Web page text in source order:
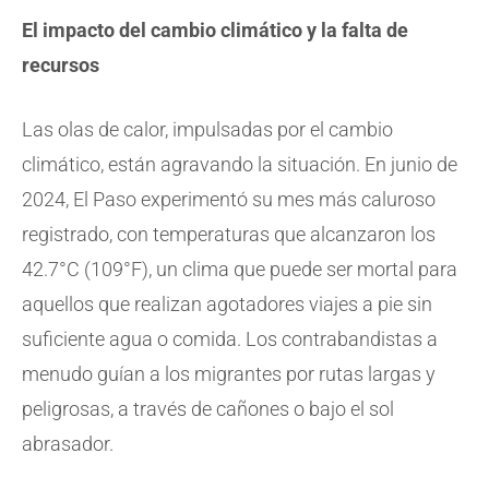
El impacto del cambio climático y la falta de
recursos
Las olas de calor, impulsadas por el cambio
climático, están agravando la situación. En junio de
2024, El Paso experimentó su mes más caluroso
registrado, con temperaturas que alcanzaron los
42.7°C (109°F), un clima que puede ser mortal para
aquellos que realizan agotadores viajes a pie sin
suficiente agua o comida. Los contrabandistas a
menudo guían a los migrantes por rutas largas y
peligrosas, a través de cañones o bajo el sol
abrasador.